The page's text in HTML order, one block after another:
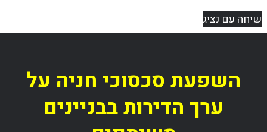
שיחה עם נציג
השפעת סכסוכי חניה על
ערך הדירות בבניינים